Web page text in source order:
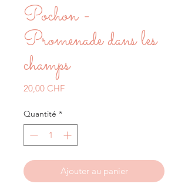
Pochon -
Promenade dans les
champs
20,00 CHFPrix
Quantité *
Ajouter au panier